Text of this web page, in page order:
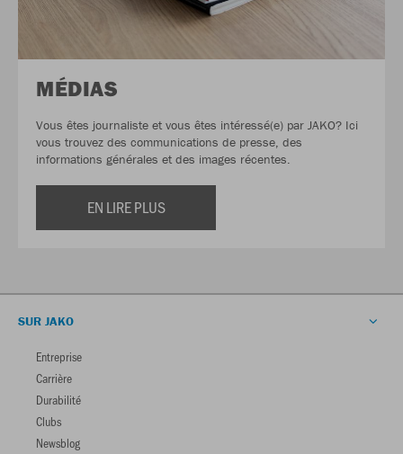
MÉDIAS
Vous êtes journaliste et vous êtes intéressé(e) par JAKO? Ici
vous trouvez des communications de presse, des
informations générales et des images récentes.
EN LIRE PLUS
SUR JAKO
Entreprise
Carrière
Durabilité
Clubs
Newsblog